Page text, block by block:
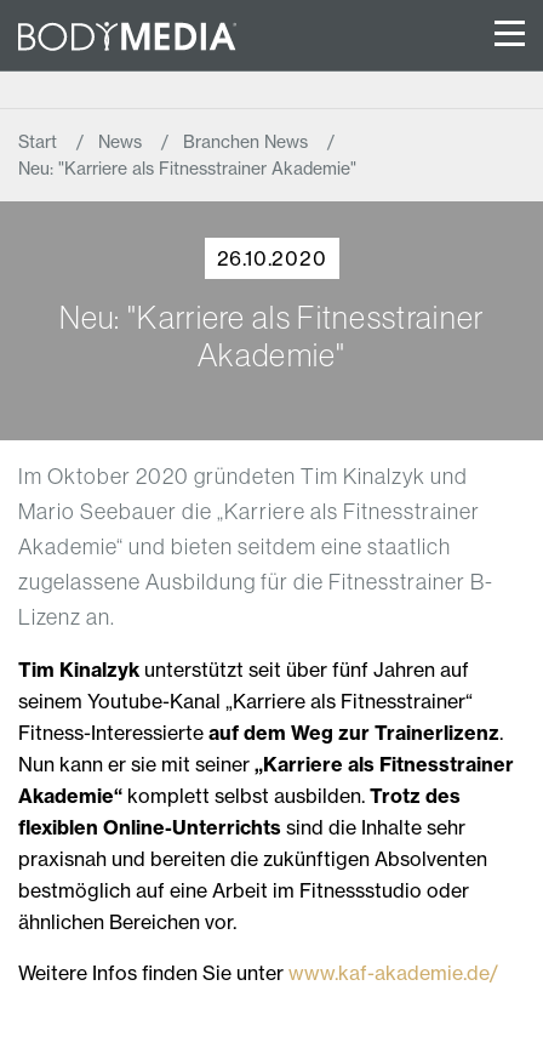
Start News
Branchen News
Neu: "Karriere als Fitnesstrainer Akademie"
26.10.2020
Neu: "Karriere als Fitnesstrainer
Akademie"
Im Oktober 2020 gründeten Tim Kinalzyk und
Mario Seebauer die „Karriere als Fitnesstrainer
Akademie“ und bieten seitdem eine staatlich
zugelassene Ausbildung für die Fitnesstrainer B-
Lizenz an.
Tim Kinalzyk unterstützt seit über fünf Jahren auf
seinem Youtube-Kanal „Karriere als Fitnesstrainer“
Fitness-Interessierte auf dem Weg zur Trainerlizenz.
Nun kann er sie mit seiner „Karriere als Fitnesstrainer
Akademie“ komplett selbst ausbilden. Trotz des
flexiblen Online-Unterrichts sind die Inhalte sehr
praxisnah und bereiten die zukünftigen Absolventen
bestmöglich auf eine Arbeit im Fitnessstudio oder
ähnlichen Bereichen vor.
Weitere Infos finden Sie unter www.kaf-akademie.de/